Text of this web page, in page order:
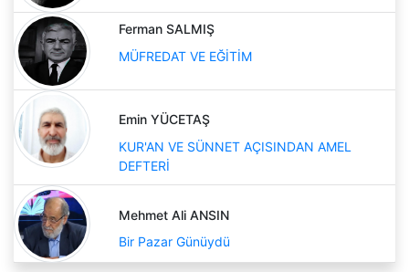
Ferman SALMIŞ
MÜFREDAT VE EĞİTİM
Emin YÜCETAŞ
KUR'AN VE SÜNNET AÇISINDAN AMEL
DEFTERİ
Mehmet Ali ANSIN
Bir Pazar Günüydü